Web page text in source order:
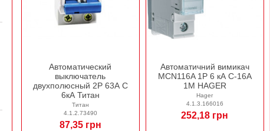
Автоматический
выключатель
двухполюсный 2Р 63А C
6кА Титан
Титан
4.1.2.73490
87,35 грн
Автоматичний вимикач
MCN116A 1P 6 кА C-16A
1M HAGER
Hager
4.1.3.166016
252,18 грн